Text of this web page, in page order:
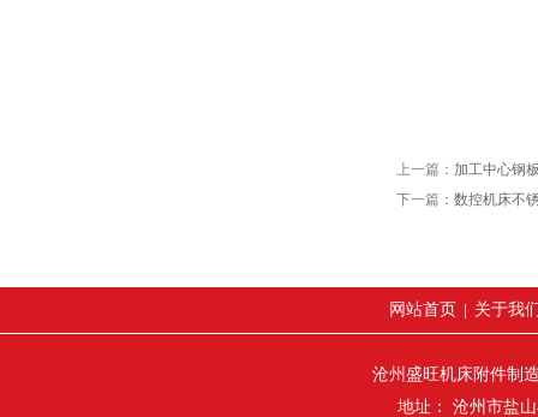
上一篇： 加工中心钢
下一篇： 数控机床不
网站首页 关于我
沧州盛旺机床附件制
地址： 沧州市盐